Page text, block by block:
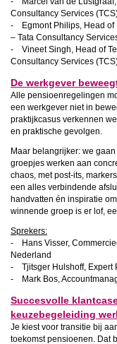
Consultancy Services
- Egmont Philips, Head of
– Tata Consultancy
- Vineet Singh, Head of
Consultancy Services
De werkgever
Alle pensioenregelingen
een werkgever niet in
praktijkcasus verkennen
en praktische gevolgen.
Maar belangrijker: we
groepjes werken aan
chaos, met post-its,
een alles verbindende
handvatten én inspiratie
winnende groep is er lof,
Sprekers:
- Hans Visser,
Nederland
- Tjitsger Hulshoff, Expert
- Mark Bos,
Succesvolle
keuzebegeleiding
Je kiest voor transitie bij
toekomst pensioenen. Dat